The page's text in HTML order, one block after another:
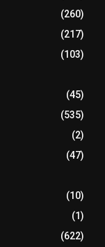
(260)
(217)
(103)
(45)
(535)
(2)
(47)
(10)
(1)
(622)